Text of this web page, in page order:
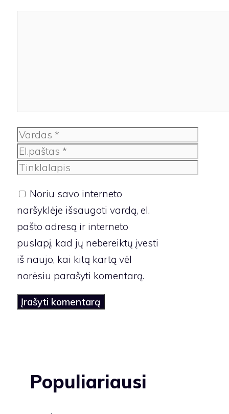
Vardas
El.paštas
Tinklalapis
Noriu savo interneto
naršyklėje išsaugoti vardą, el.
pašto adresą ir interneto
puslapį, kad jų nebereiktų įvesti
iš naujo, kai kitą kartą vėl
norėsiu parašyti komentarą.
Populiariausi